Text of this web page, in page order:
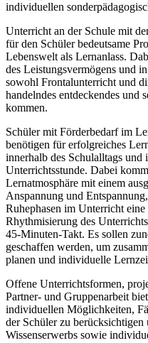
individuellen
Unterricht an der Schule mit
für den Schüler bedeutsame
Lebenswelt als Lernanlass.
des Leistungsvermögens und
sowohl Frontalunterricht und
handelndes entdeckendes und
kommen.
Schüler mit Förderbedarf im
benötigen für erfolgreiches
innerhalb des Schulalltags und
Unterrichtsstunde. Dabei
Lernatmosphäre mit einem
Anspannung und
Ruhephasen im Unterricht
Rhythmisierung des
45-Minuten-Takt. Es sollen
geschaffen werden, um
planen und individuelle
Offene Unterrichtsformen,
Partner- und Gruppenarbeit
individuellen Möglichkeiten,
der Schüler zu
Wissenserwerbs sowie